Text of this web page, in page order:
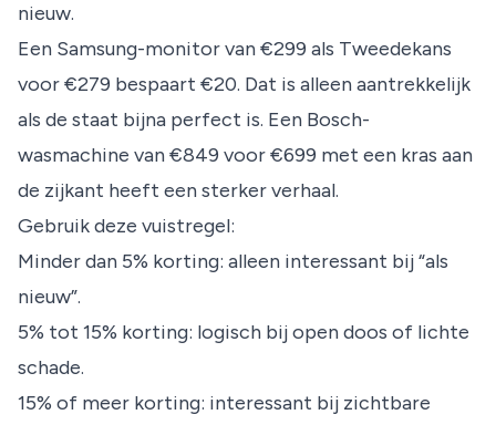
nieuw.
Een Samsung-monitor van €299 als Tweedekans
voor €279 bespaart €20. Dat is alleen aantrekkelijk
als de staat bijna perfect is. Een Bosch-
wasmachine van €849 voor €699 met een kras aan
de zijkant heeft een sterker verhaal.
Gebruik deze vuistregel:
Minder dan 5% korting: alleen interessant bij “als
nieuw”.
5% tot 15% korting: logisch bij open doos of lichte
schade.
15% of meer korting: interessant bij zichtbare